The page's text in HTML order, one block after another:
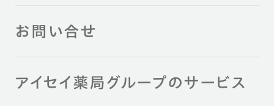
お問い合せ
アイセイ薬局グループのサービス